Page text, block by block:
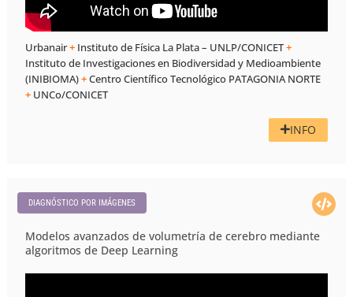
Urbanair+ Instituto de Física La Plata – UNLP/CONICET+
Instituto de Investigaciones en Biodiversidad y Medioambiente
(INIBIOMA)+Centro Científico Tecnológico PATAGONIA NORTE
+ UNCo/CONICET
INFO
DIAGNÓSTICO POR IMÁGENES
Modelos avanzados de volumetría de cerebro mediante
algoritmos de Deep Learning